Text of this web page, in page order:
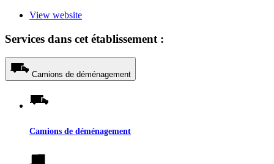
View website
Services dans cet établissement :
Camions de déménagement
Camions de déménagement